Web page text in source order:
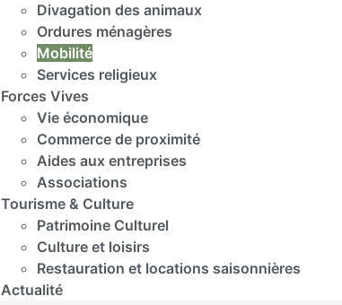
Divagation des animaux
Ordures ménagères
Mobilité
Services religieux
Forces Vives
Vie économique
Commerce de proximité
Aides aux entreprises
Associations
Tourisme & Culture
Patrimoine Culturel
Culture et loisirs
Restauration et locations saisonnières
Actualité